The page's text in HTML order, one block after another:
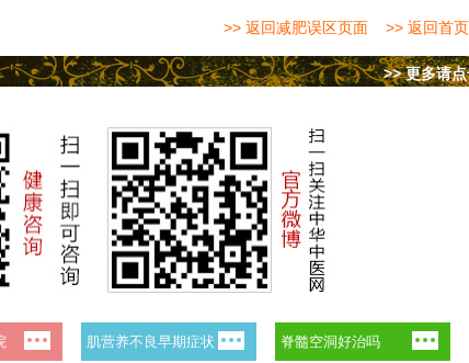
>> 返回减肥误区页面 >> 返回首页
>> 更多请